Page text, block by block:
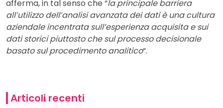
afferma, in tal senso che “la principale barriera
all’utilizzo dell’analisi avanzata dei dati è una cultura
aziendale incentrata sull’esperienza acquisita e sui
dati storici piuttosto che sul processo decisionale
basato sul procedimento analitico“.
Articoli recenti